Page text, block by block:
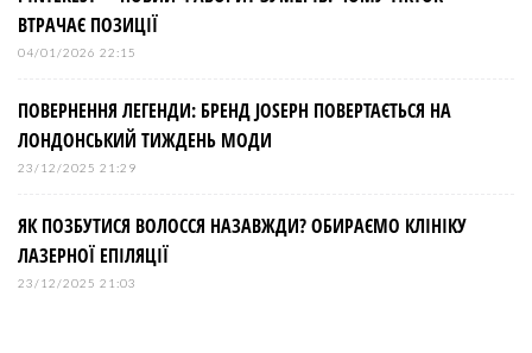
ВТРАЧАЄ ПОЗИЦІЇ
04/01/2026 22:15
ПОВЕРНЕННЯ ЛЕГЕНДИ: БРЕНД JOSEPH ПОВЕРТАЄТЬСЯ НА
ЛОНДОНСЬКИЙ ТИЖДЕНЬ МОДИ
23/12/2025 21:29
ЯК ПОЗБУТИСЯ ВОЛОССЯ НАЗАВЖДИ? ОБИРАЄМО КЛІНІКУ
ЛАЗЕРНОЇ ЕПІЛЯЦІЇ
23/12/2025 21:03